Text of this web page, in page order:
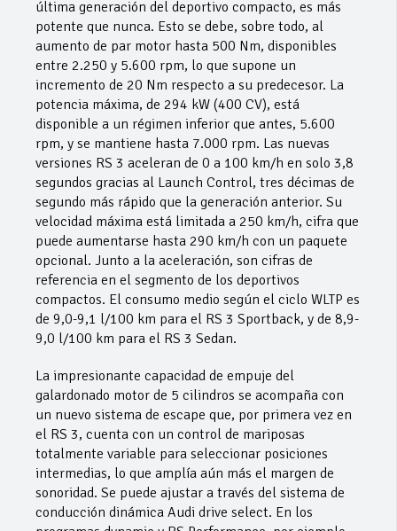
última generación del deportivo compacto, es más
potente que nunca. Esto se debe, sobre todo, al
aumento de par motor hasta 500 Nm, disponibles
entre 2.250 y 5.600 rpm, lo que supone un
incremento de 20 Nm respecto a su predecesor. La
potencia máxima, de 294 kW (400 CV), está
disponible a un régimen inferior que antes, 5.600
rpm, y se mantiene hasta 7.000 rpm. Las nuevas
versiones RS 3 aceleran de 0 a 100 km/h en solo 3,8
segundos gracias al Launch Control, tres décimas de
segundo más rápido que la generación anterior. Su
velocidad máxima está limitada a 250 km/h, cifra que
puede aumentarse hasta 290 km/h con un paquete
opcional. Junto a la aceleración, son cifras de
referencia en el segmento de los deportivos
compactos. El consumo medio según el ciclo WLTP es
de 9,0-9,1 l/100 km para el RS 3 Sportback, y de 8,9-
9,0 l/100 km para el RS 3 Sedan.
La impresionante capacidad de empuje del
galardonado motor de 5 cilindros se acompaña con
un nuevo sistema de escape que, por primera vez en
el RS 3, cuenta con un control de mariposas
totalmente variable para seleccionar posiciones
intermedias, lo que amplía aún más el margen de
sonoridad. Se puede ajustar a través del sistema de
conducción dinámica Audi drive select. En los